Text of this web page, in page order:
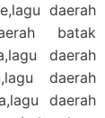
daerah
batak
daerah
daerah
daerah